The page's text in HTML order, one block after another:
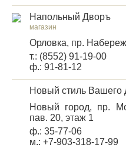
Напольный Дворъ
магазин
Орловка, пр.
т.: (8552) 91-19-00
ф.: 91-81-12
Новый стиль Вашего
Новый город, пр.
пав. 20, этаж 1
ф.: 35-77-06
м.: +7-903-318-17-99